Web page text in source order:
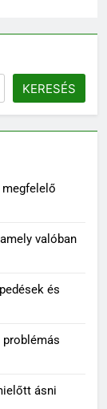
KERESÉS
valóban
és
ásni
kert:
mégis
udvart
a